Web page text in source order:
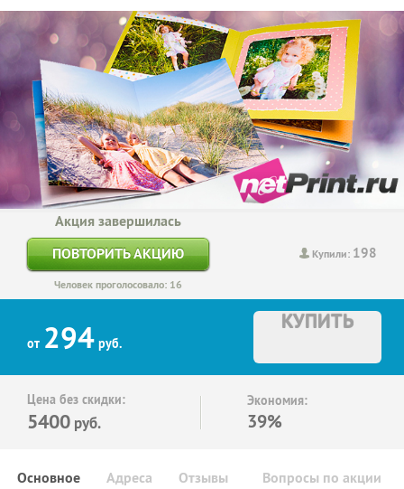
Купили: 198
Акция завершилась
ПОВТОРИТЬ АКЦИЮ
Человек проголосовало: 16
от 294 руб.
КУПИТЬ
Цена без скидки:
5400 руб.
Экономия:
39%
Основное Отзывы Вопросы по акции
Адреса